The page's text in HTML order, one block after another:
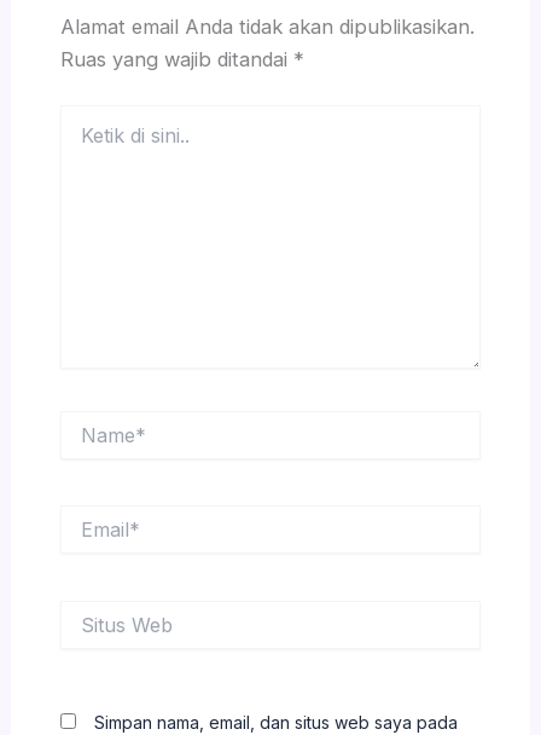
Alamat email Anda tidak akan dipublikasikan.
Ruas yang wajib ditandai *
Web
Simpan nama, email, dan situs web saya pada